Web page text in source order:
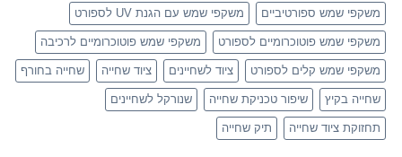
משקפי שמש ספורטיביים משקפי שמש עם הגנת UV לספורט
משקפי שמש פוטוכרומיים לספורט משקפי שמש פוטוכרומיים לרכיבה
משקפי שמש קלים לספורט ציוד לשחיינים ציוד שחייה שחייה בחורף
שחייה בקיץ שיפור טכניקת שחייה שנורקל לשחיינים
תחזוקת ציוד שחייה תיק שחייה